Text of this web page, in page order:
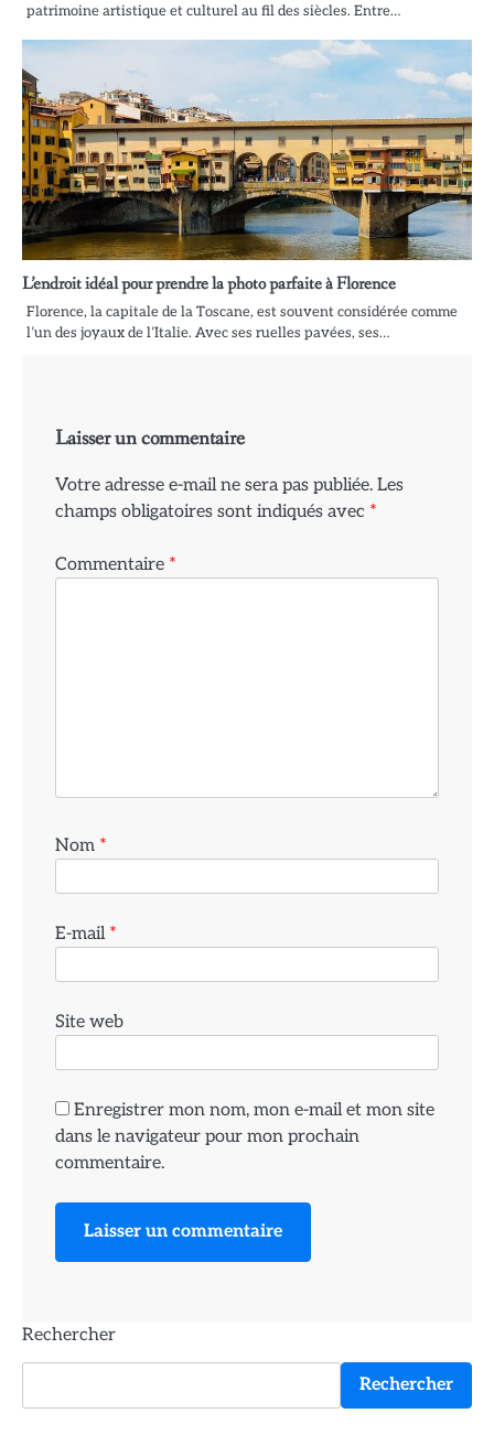
patrimoine artistique et culturel au fil des siècles. Entre…
L’endroit idéal pour prendre la photo parfaite à Florence
Florence, la capitale de la Toscane, est souvent considérée comme
l’un des joyaux de l’Italie. Avec ses ruelles pavées, ses…
Laisser un commentaire
Votre adresse e-mail ne sera pas publiée. Les
champs obligatoires sont indiqués avec *
Commentaire *
Nom *
E-mail *
Site web
Enregistrer mon nom, mon e-mail et mon site
dans le navigateur pour mon prochain
commentaire.
Rechercher
Rechercher